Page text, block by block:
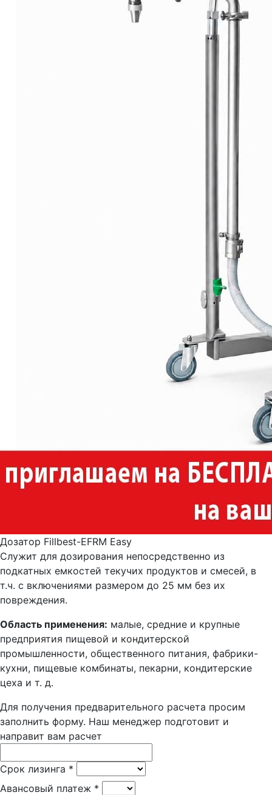
Дозатор Fillbest-EFRM Easy
Служит для дозирования непосредственно из
подкатных емкостей текучих продуктов и смесей, в
т.ч. с включениями размером до 25 мм без их
повреждения.
Область применения: малые, средние и крупные
предприятия пищевой и кондитерской
промышленности, общественного питания, фабрики-
кухни, пищевые комбинаты, пекарни, кондитерские
цеха и т. д.
Для получения предварительного расчета просим
заполнить форму. Наш менеджер подготовит и
направит вам расчет
Срок лизинга *
Авансовый платеж *